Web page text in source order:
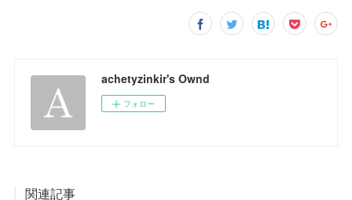
achetyzinkir's Ownd
フォロー
関連記事